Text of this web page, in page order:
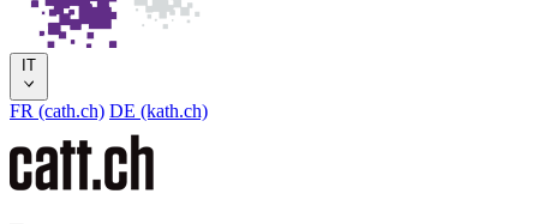
IT
FR (cath.ch) DE (kath.ch)